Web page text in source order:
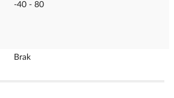
-40 - 80
Brak